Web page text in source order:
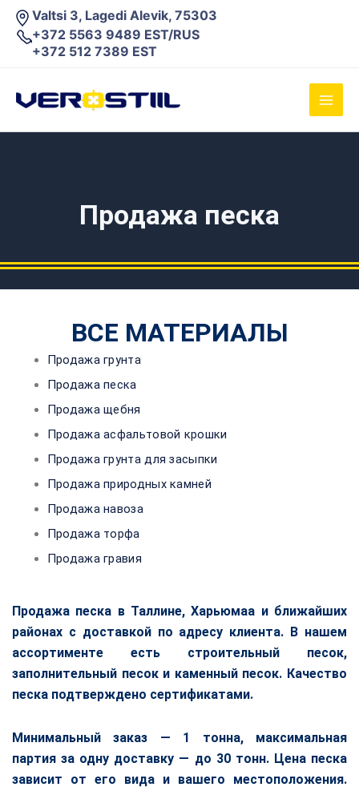
Перейти
содержимому
Valtsi 3, Lagedi Alevik, 75303
+372 5563 9489 EST/RUS
+372 512 7389 EST
Main
Продажа песка
ВСЕ МАТЕРИАЛЫ
Продажа грунта
Продажа песка
Продажа щебня
Продажа асфальтовой крошки
Продажа грунта для засыпки
Продажа природных камней
Продажа навоза
Продажа торфа
Продажа гравия
Продажа песка в Таллине, Харьюмаа и ближайших
районах с доставкой по адресу клиента. В нашем
ассортименте есть строительный песок,
заполнительный песок и каменный песок. Качество
песка подтверждено сертификатами.
Минимальный заказ — 1 тонна, максимальная
партия за одну доставку — до 30 тонн. Цена песка
зависит от его вида и вашего местоположения.